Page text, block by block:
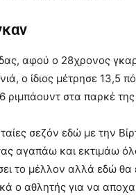
αφού ο 28χρονος
ο ίδιος μέτρησε 13,5
ριμπάουντ στα παρκέ της
σεζόν εδώ με την
αγαπάω και εκτιμάω
το μέλλον αλλά εδώ θα
ο αθλητής για να